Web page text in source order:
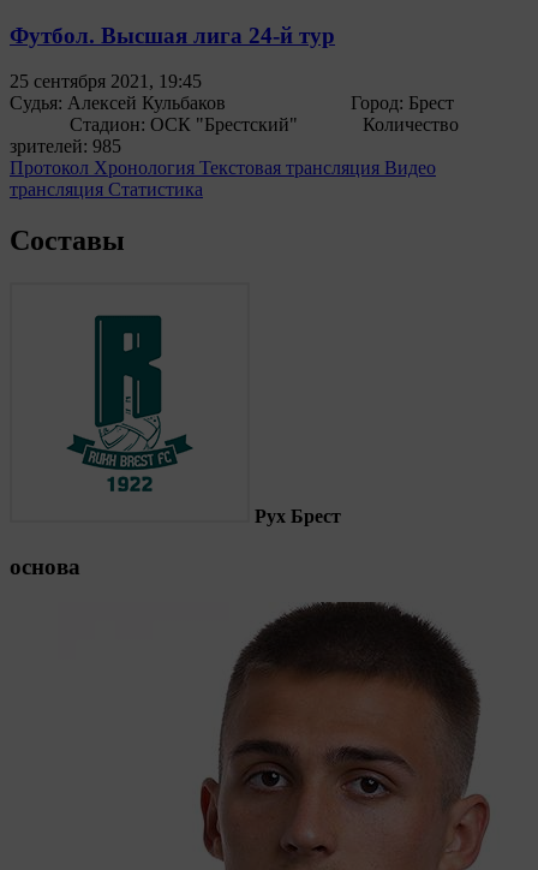
Футбол. Высшая лига 24-й тур
25 сентября 2021, 19:45
Судья: Алексей Кульбаков Город: Брест
Стадион: ОСК "Брестский"
Количество
зрителей: 985
Протокол Хронология Текстовая трансляция Видео
трансляция Статистика
Составы
Рух Брест
основа